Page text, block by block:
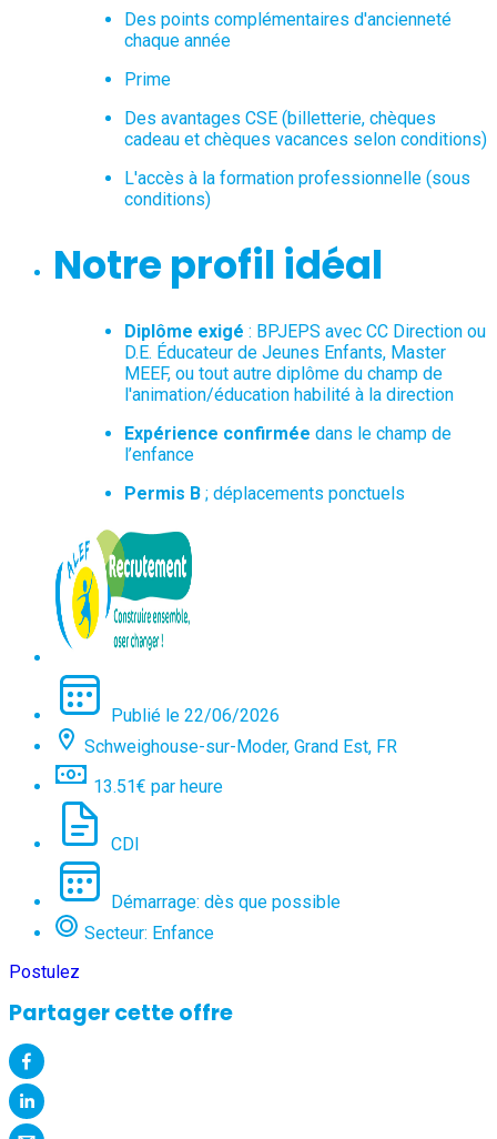
Des points complémentaires d'ancienneté
chaque année
Prime
Des avantages CSE (billetterie, chèques
cadeau et chèques vacances selon conditions)
L'accès à la formation professionnelle (sous
conditions)
Notre profil idéal
Diplôme exigé : BPJEPS avec CC Direction ou
D.E. Éducateur de Jeunes Enfants, Master
MEEF, ou tout autre diplôme du champ de
l'animation/éducation habilité à la direction
Expérience confirmée dans le champ de
l’enfance
Permis B ; déplacements ponctuels
Publié le 22/06/2026
Schweighouse-sur-Moder, Grand Est, FR
13.51€ par heure
CDI
Démarrage: dès que possible
Secteur: Enfance
Postulez
Partager cette offre